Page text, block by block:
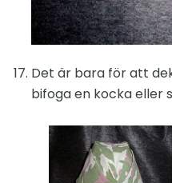
Det är bara för att
bifoga en kocka eller